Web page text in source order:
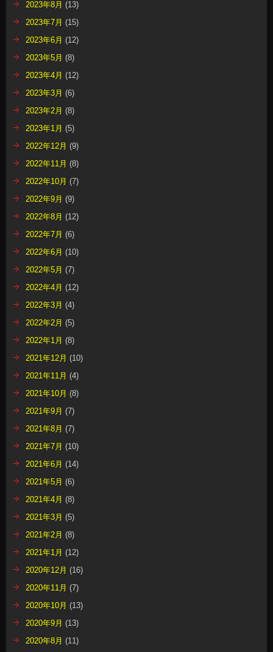
2023年8月 (13)
2023年7月 (15)
2023年6月 (12)
2023年5月 (8)
2023年4月 (12)
2023年3月 (6)
2023年2月 (8)
2023年1月 (5)
2022年12月 (9)
2022年11月 (8)
2022年10月 (7)
2022年9月 (9)
2022年8月 (12)
2022年7月 (6)
2022年6月 (10)
2022年5月 (7)
2022年4月 (12)
2022年3月 (4)
2022年2月 (5)
2022年1月 (8)
2021年12月 (10)
2021年11月 (4)
2021年10月 (8)
2021年9月 (7)
2021年8月 (7)
2021年7月 (10)
2021年6月 (14)
2021年5月 (6)
2021年4月 (8)
2021年3月 (5)
2021年2月 (8)
2021年1月 (12)
2020年12月 (16)
2020年11月 (7)
2020年10月 (13)
2020年9月 (13)
2020年8月 (11)